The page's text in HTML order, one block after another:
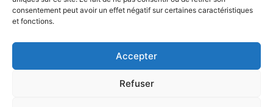
consentement peut avoir un effet négatif sur certaines caractéristiques
et fonctions.
Accepter
Refuser
Plan du site
Accessibilité
Accès à l'information
Déclaration de services